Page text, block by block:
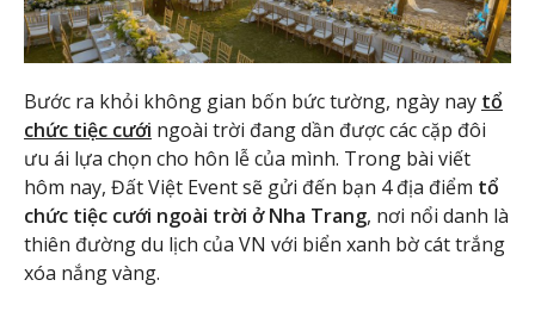
Bước ra khỏi không gian bốn bức tường, ngày nay tổ
chức tiệc cưới ngoài trời đang dần được các cặp đôi
ưu ái lựa chọn cho hôn lễ của mình. Trong bài viết
hôm nay, Đất Việt Event sẽ gửi đến bạn 4 địa điểm tổ
chức tiệc cưới ngoài trời ở Nha Trang, nơi nổi danh là
thiên đường du lịch của VN với biển xanh bờ cát trắng
xóa nắng vàng.